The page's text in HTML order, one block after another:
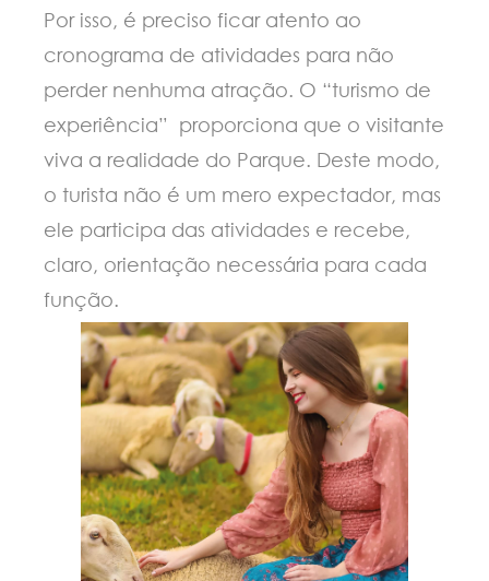
Por isso, é preciso ficar atento ao
cronograma de atividades para não
perder nenhuma atração. O “turismo de
experiência” proporciona que o visitante
viva a realidade do Parque. Deste modo,
o turista não é um mero expectador, mas
ele participa das atividades e recebe,
claro, orientação necessária para cada
função.